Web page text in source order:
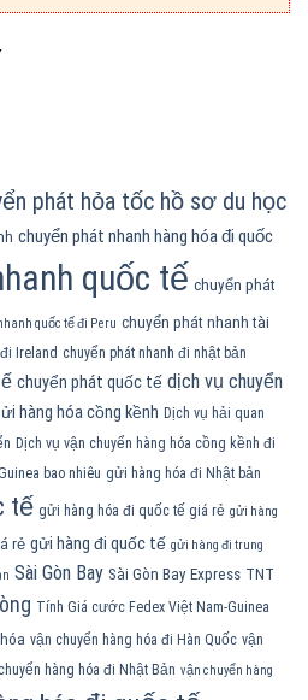
phát hỏa tốc hồ sơ du học
chuyển phát nhanh hàng hóa đi quốc
quốc tế chuyển phát
quốc tế đi Peru chuyển phát nhanh tài
Ireland chuyển phát nhanh đi nhật bản
chuyển phát quốc tế dịch vụ chuyển
hàng hóa cồng kềnh Dịch vụ hải quan
Dịch vụ vận chuyển hàng hóa cồng kềnh đi
bao nhiêu gửi hàng hóa đi Nhật bản
tế gửi hàng hóa đi quốc tế giá rẻ gửi hàng
rẻ gửi hàng đi quốc tế gửi hàng đi trung
Sài Gòn Bay Sài Gòn Bay Express TNT
Tính Giá cước Fedex Việt Nam-Guinea
vận chuyển hàng hóa đi Hàn Quốc vận
hàng hóa đi Nhật Bản vận chuyển hàng